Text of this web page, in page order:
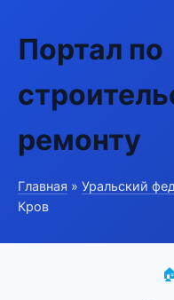
Портал по
ремонту
Главная » Уральский
Кров